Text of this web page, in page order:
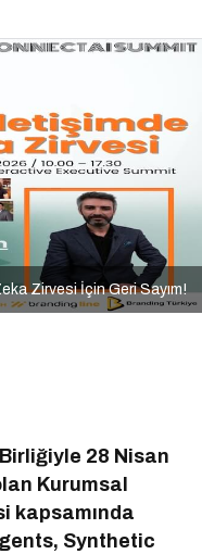
Zirvesi İçin Geri Sayım!
28 Nisan
Kurumsal
kapsamında
Synthetic